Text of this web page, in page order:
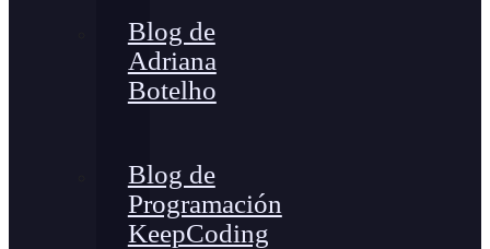
Blog de
Adriana
Botelho
Blog de
Programación
KeepCoding